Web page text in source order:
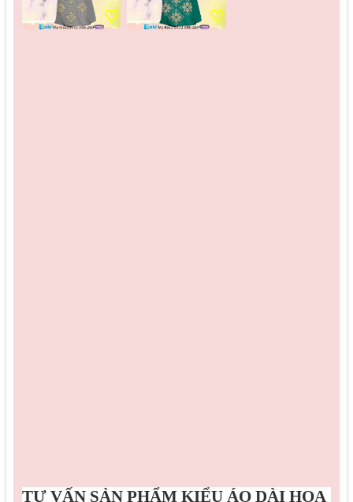
♡ ♡
TƯ VẤN SẢN PHẨM KIỂU ÁO DÀI HOA